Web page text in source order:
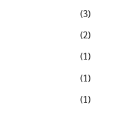
(3)
(2)
(1)
(1)
(1)